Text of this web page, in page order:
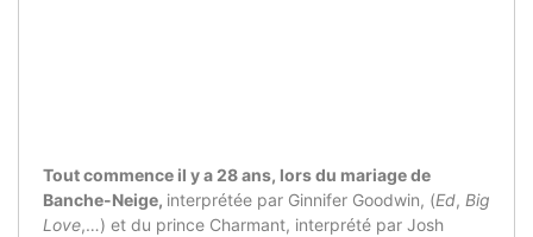
Tout commence il y a 28 ans, lors du mariage de
Banche-Neige, interprétée par Ginnifer Goodwin, (Ed, Big
Love,…) et du prince Charmant, interprété par Josh